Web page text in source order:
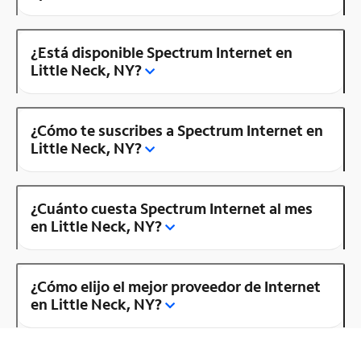
¿Está disponible Spectrum Internet en
Little Neck, NY?
¿Cómo te suscribes a Spectrum Internet en
Little Neck, NY?
¿Cuánto cuesta Spectrum Internet al mes
en Little Neck, NY?
¿Cómo elijo el mejor proveedor de Internet
en Little Neck, NY?